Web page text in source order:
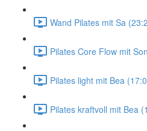
Wand Pilates mit Sa
Pilates Core Flow mit
Pilates light mit Bea
Pilates kraftvoll mit Bea